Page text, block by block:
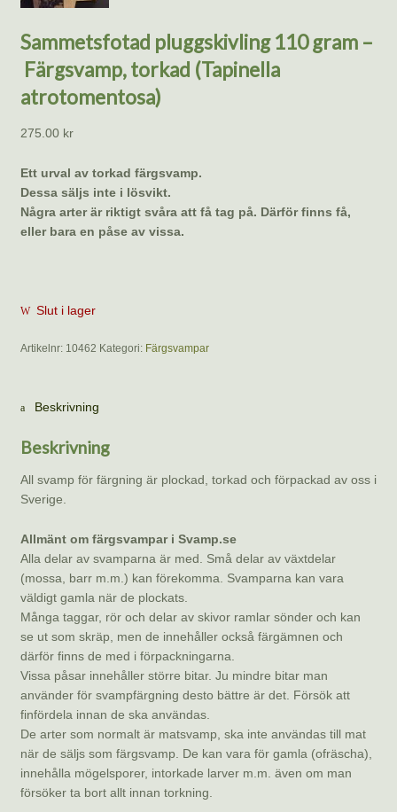
Sammetsfotad pluggskivling 110 gram –
Färgsvamp, torkad (Tapinella
atrotomentosa)
275.00 kr
Ett urval av torkad färgsvamp.
Dessa säljs inte i lösvikt.
Några arter är riktigt svåra att få tag på. Därför finns få,
eller bara en påse av vissa.
Slut i lager
Artikelnr: 10462 Kategori: Färgsvampar
Beskrivning
Beskrivning
All svamp för färgning är plockad, torkad och förpackad av oss i
Sverige.
Allmänt om färgsvampar i Svamp.se
Alla delar av svamparna är med. Små delar av växtdelar
(mossa, barr m.m.) kan förekomma. Svamparna kan vara
väldigt gamla när de plockats.
Många taggar, rör och delar av skivor ramlar sönder och kan
se ut som skräp, men de innehåller också färgämnen och
därför finns de med i förpackningarna.
Vissa påsar innehåller större bitar. Ju mindre bitar man
använder för svampfärgning desto bättre är det. Försök att
finfördela innan de ska användas.
De arter som normalt är matsvamp, ska inte användas till mat
när de säljs som färgsvamp. De kan vara för gamla (ofräscha),
innehålla mögelsporer, intorkade larver m.m. även om man
försöker ta bort allt innan torkning.